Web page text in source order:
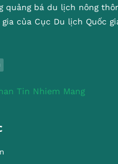
quảng bá du lịch nông
của Cục Du lịch Quốc